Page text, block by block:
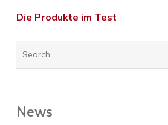
Die Produkte im Test
News